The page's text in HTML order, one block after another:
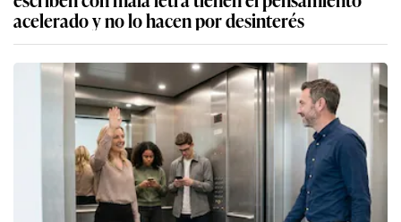
acelerado y no lo hacen por desinterés